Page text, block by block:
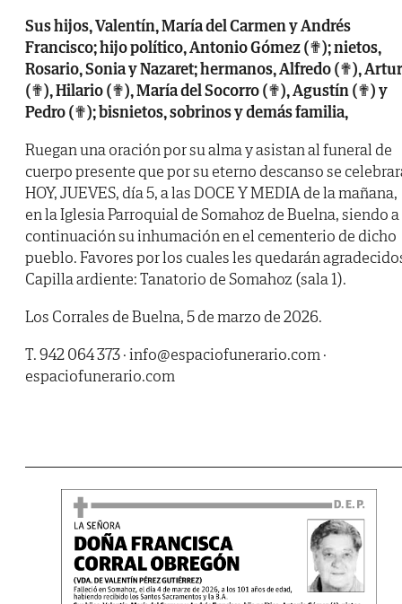
Sus hijos, Valentín, María del Carmen y Andrés
Francisco; hijo político, Antonio Gómez (✟); nietos,
Rosario, Sonia y Nazaret; hermanos, Alfredo (✟),
(✟), Hilario (✟), María del Socorro (✟), Agustín (✟) y
Pedro (✟); bisnietos, sobrinos y demás familia,
Ruegan una oración por su alma y asistan al funeral de
cuerpo presente que por su eterno descanso se
HOY, JUEVES, día 5, a las DOCE Y MEDIA de la mañana,
en la Iglesia Parroquial de Somahoz de Buelna, siendo a
continuación su inhumación en el cementerio de dicho
pueblo. Favores por los cuales les quedarán
Capilla ardiente: Tanatorio de Somahoz (sala 1).
Los Corrales de Buelna, 5 de marzo de 2026.
T. 942 064 373 · info@espaciofunerario.com ·
espaciofunerario.com